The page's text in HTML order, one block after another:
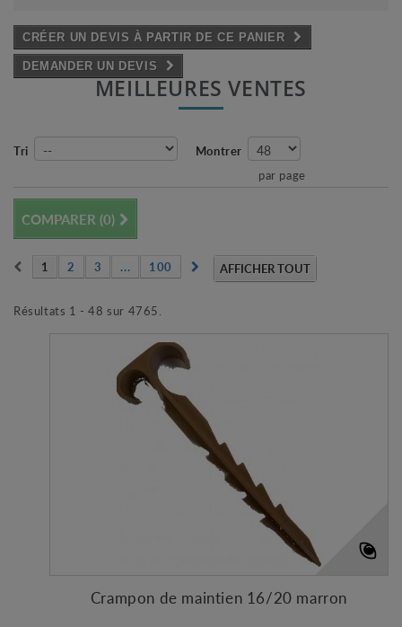
CRÉER UN DEVIS À PARTIR DE CE PANIER
DEMANDER UN DEVIS
MEILLEURES VENTES
Tri
Montrer
par page
COMPARER (0)
AFFICHER TOUT
1 2 3 ... 100
Résultats 1 - 48 sur 4765.
Crampon de maintien 16/20 marron